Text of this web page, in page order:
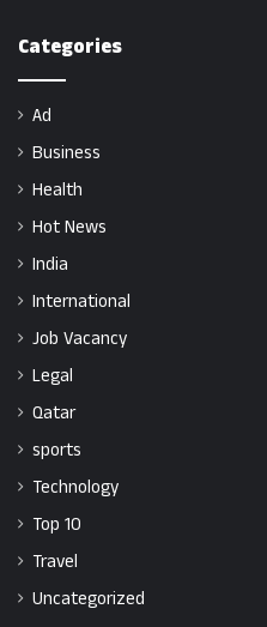
Categories
Ad
Business
Health
Hot News
India
International
Job Vacancy
Legal
Qatar
sports
Technology
Top 10
Travel
Uncategorized